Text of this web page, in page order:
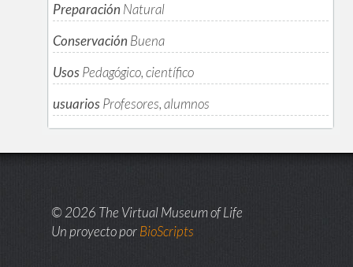
Preparación Natural
Conservación Buena
UsosPedagógico, científico
usuariosProfesores, alumnos
© 2026 The Virtual Museum of Life
Un proyecto porBioScripts